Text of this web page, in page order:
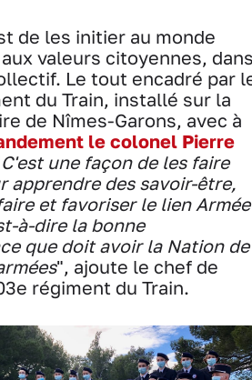
de les initier au monde
valeurs citoyennes,
Le tout encadré par
du Train, installé sur la
de Nîmes-Garons, avec à
le colonel Pierre
C'est une façon de les faire
apprendre des savoir-être,
et favoriser le lien
à-dire la bonne
que doit avoir la Nation de
", ajoute le chef de
régiment du Train.